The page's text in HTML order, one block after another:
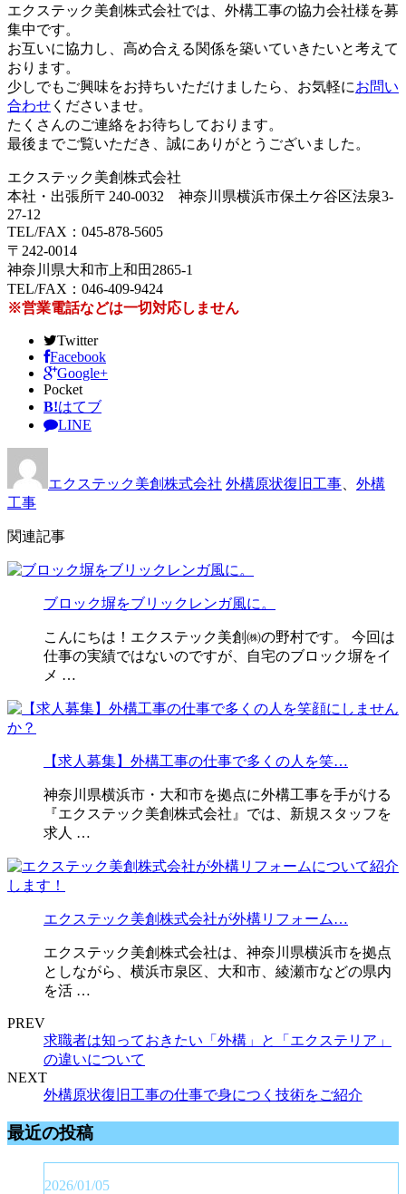
エクステック美創株式会社では、外構工事の協力会社様を募
集中です。
お互いに協力し、高め合える関係を築いていきたいと考えて
おります。
少しでもご興味をお持ちいただけましたら、お気軽にお問い
合わせ くださいませ。
たくさんのご連絡をお待ちしております。
最後までご覧いただき、誠にありがとうございました。
エクステック美創株式会社
本社・出張所〒240-0032 神奈川県横浜市保土ケ谷区法泉3-
27-12
TEL/FAX：045-878-5605
〒242-0014
神奈川県大和市上和田2865-1
TEL/FAX：046-409-9424
※営業電話などは一切対応しません
Twitter
Facebook
Google+
Pocket
B!はてブ
LINE
エクステック美創株式会社 外構原状復旧工事
外構
工事
関連記事
ブロック塀をブリックレンガ風に。
こんにちは！エクステック美創㈱の野村です。 今回は
仕事の実績ではないのですが、自宅のブロック塀をイ
メ …
【求人募集】外構工事の仕事で多くの人を笑…
神奈川県横浜市・大和市を拠点に外構工事を手がける
『エクステック美創株式会社』では、新規スタッフを
求人 …
エクステック美創株式会社が外構リフォーム…
エクステック美創株式会社は、神奈川県横浜市を拠点
としながら、横浜市泉区、大和市、綾瀬市などの県内
を活 …
PREV
求職者は知っておきたい「外構」と「エクステリア」
の違いについて
NEXT
外構原状復旧工事の仕事で身につく技術をご紹介
最近の投稿
2026/01/05